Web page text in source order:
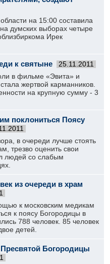
на 15:00 составила
думских выборах четыре
Ирек
к святыне 25.11.2011
в фильме «Эвита» и
жертвой карманников.
на крупную сумму - 3
поклониться Поясу
в очереди лучше стоять
трезво оценить свои
людей со слабым
из очереди в храм
к московским медикам
к поясу Богородицы в
788 человек. 85 человек
детей.
Богородицы